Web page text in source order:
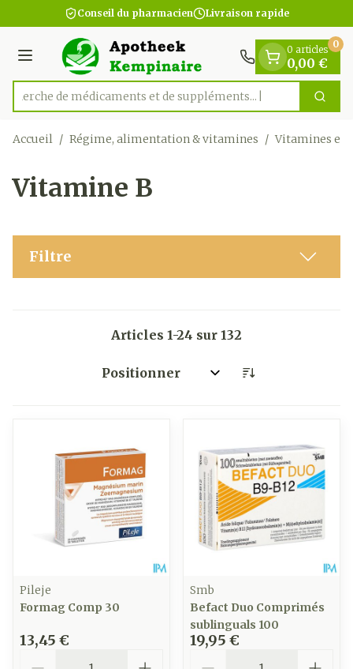
Aller au contenu
1 de 1
Conseil du pharmacien Livraison rapide
Menu
Rechercher
Recherche de médicaments et
0 articles
0,00 €
0
Accueil / Régime, alimentation & vitamines / Vitamines et
Vitamine B
Filtre
Articles 1-24 sur 132
Trier par:
Pileje
Formag Comp 30
13,45 €
Smb
Befact Duo Comprimés
sublinguals 100
19,95 €